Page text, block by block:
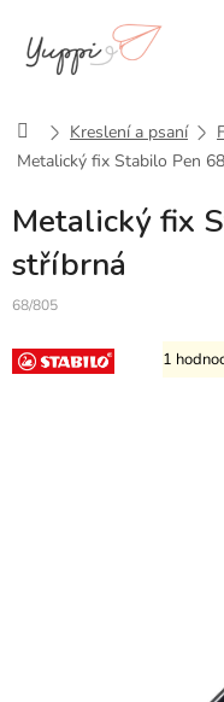
obsah
DomůKreslení a psaní
Metalický fix Stabilo Pen
Metalický fix
stříbrná
68/805
1